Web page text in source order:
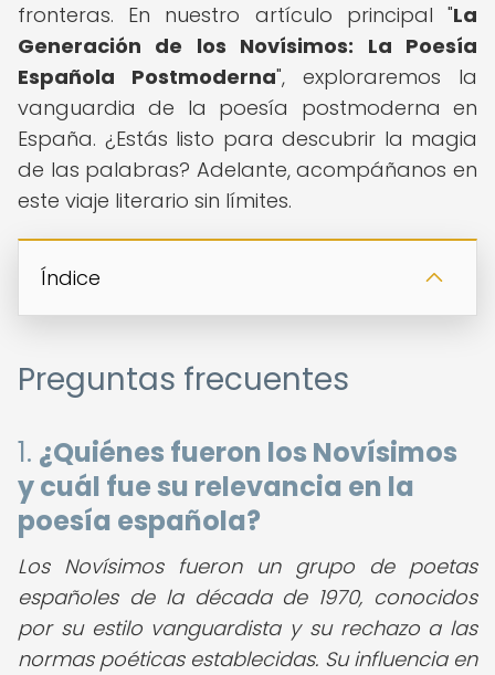
fronteras. En nuestro artículo principal "La
Generación de los Novísimos: La Poesía
Española Postmoderna", exploraremos la
vanguardia de la poesía postmoderna en
España. ¿Estás listo para descubrir la magia
de las palabras? Adelante, acompáñanos en
este viaje literario sin límites.
Índice
Preguntas frecuentes
1. ¿Quiénes fueron los Novísimos
y cuál fue su relevancia en la
poesía española?
Los Novísimos fueron un grupo de poetas
españoles de la década de 1970, conocidos
por su estilo vanguardista y su rechazo a las
normas poéticas establecidas. Su influencia en